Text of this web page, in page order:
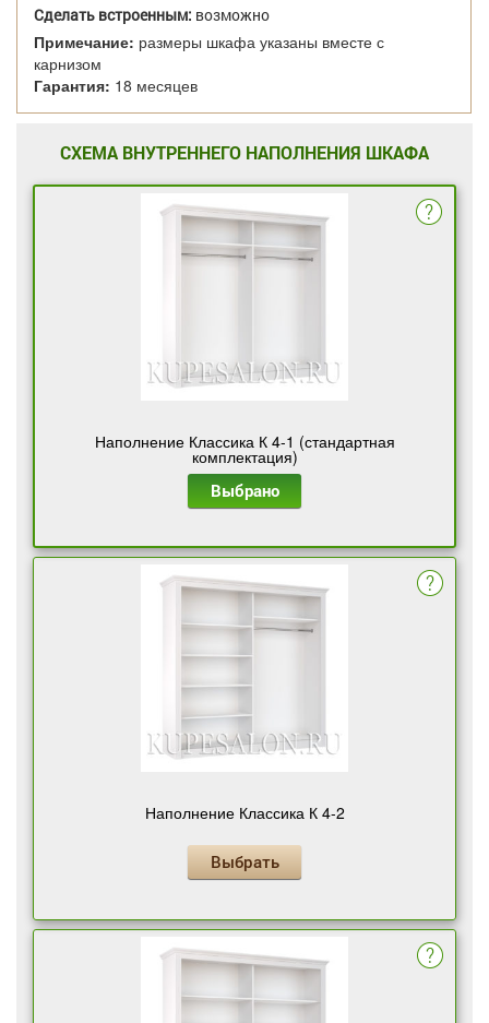
Сделать встроенным: возможно
Примечание: размеры шкафа указаны вместе с
карнизом
Гарантия: 18 месяцев
СХЕМА ВНУТРЕННЕГО НАПОЛНЕНИЯ ШКАФА
Наполнение Классика К 4-1 (стандартная
комплектация)
Выбрано
Наполнение Классика К 4-2
Выбрать